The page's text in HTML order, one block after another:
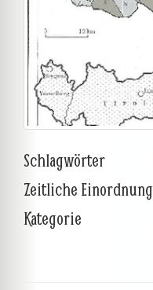
Schlagwörter
Zeitliche Einordnung
Kategorie